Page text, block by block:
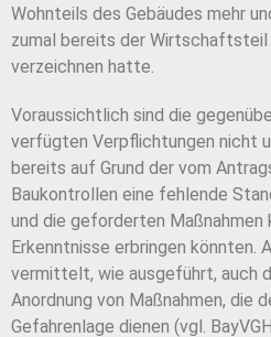
Wohnteils des Gebäudes mehr
zumal bereits der Wirtschaftsteil
verzeichnen hatte.
Voraussichtlich sind die
verfügten Verpflichtungen nicht
bereits auf Grund der vom
Baukontrollen eine fehlende
und die geforderten Maßnahmen
Erkenntnisse erbringen könnten.
vermittelt, wie ausgeführt, auch
Anordnung von Maßnahmen, die
Gefahrenlage dienen (vgl.